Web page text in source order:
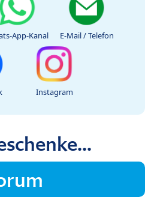
App-Kanal E-Mail / Telefon
Instagram